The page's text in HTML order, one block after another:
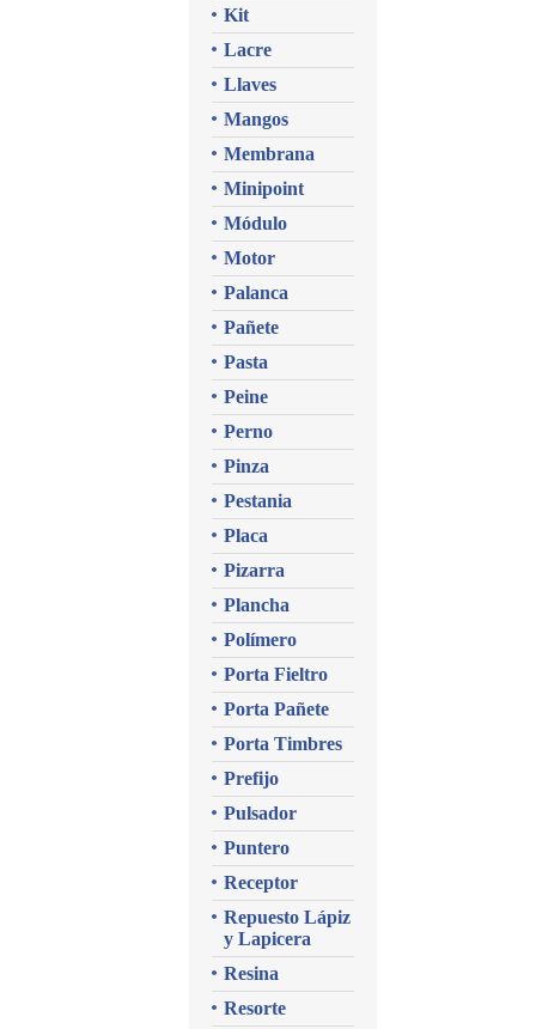
Kit
Lacre
Llaves
Mangos
Membrana
Minipoint
Módulo
Motor
Palanca
Pañete
Pasta
Peine
Perno
Pinza
Pestania
Placa
Pizarra
Plancha
Polímero
Porta Fieltro
Porta Pañete
Porta Timbres
Prefijo
Pulsador
Puntero
Receptor
Repuesto Lápiz
y Lapicera
Resina
Resorte